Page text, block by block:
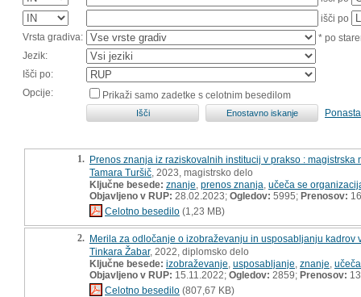
išči po
Vrsta gradiva:
* po
Jezik:
Išči po:
Opcije:
Prikaži samo zadetke s celotnim besedilom
1. Prenos znanja iz raziskovalnih institucij v prakso : magistrska
Tamara Turšič , 2023, magistrsko delo
Ključne besede: znanje prenos znanja učeča se
Objavljeno v RUP: 28.02.2023; Ogledov: 5995; Prenosov:
Celotno besedilo (1,23 MB)
2. Merila za odločanje o izobraževanju in usposabljanju kadrov
Tinkara Žabar, 2022, diplomsko delo
Ključne besede: izobraževanje usposabljanje znanje
Objavljeno v RUP: 15.11.2022; Ogledov: 2859; Prenosov:
Celotno besedilo (807,67 KB)